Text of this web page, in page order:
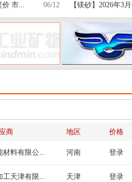
06/12
价 市...
【镁砂】2026年3
商 地区 价格
材料有限公... 河南 登录
工天津有限... 天津 登录